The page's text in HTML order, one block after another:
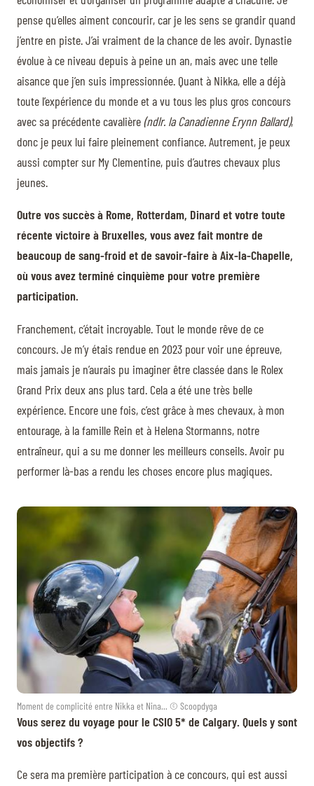
pense qu’elles aiment concourir, car je les sens se grandir quand
j’entre en piste. J’ai vraiment de la chance de les avoir. Dynastie
évolue à ce niveau depuis à peine un an, mais avec une telle
aisance que j’en suis impressionnée. Quant à Nikka, elle a déjà
toute l’expérience du monde et a vu tous les plus gros concours
avec sa précédente cavalière(ndlr. la Canadienne Erynn Ballard),
donc je peux lui faire pleinement confiance. Autrement, je peux
aussi compter sur My Clementine, puis d’autres chevaux plus
jeunes.
Outre vos succès à Rome, Rotterdam, Dinard et votre toute
récente victoire à Bruxelles, vous avez fait montre de
beaucoup de sang-froid et de savoir-faire à Aix-la-Chapelle,
où vous avez terminé cinquième pour votre première
participation.
Franchement, c’était incroyable. Tout le monde rêve de ce
concours. Je m’y étais rendue en 2023 pour voir une épreuve,
mais jamais je n’aurais pu imaginer être classée dans le Rolex
Grand Prix deux ans plus tard. Cela a été une très belle
expérience. Encore une fois, c’est grâce à mes chevaux, à mon
entourage, à la famille Rein et à Helena Stormanns, notre
entraîneur, qui a su me donner les meilleurs conseils. Avoir pu
performer là-bas a rendu les choses encore plus magiques.
Moment de complicité entre Nikka et Nina... © Scoopdyga
Vous serez du voyage pour le CSIO 5* de Calgary. Quels y sont
vos objectifs ?
Ce sera ma première participation à ce concours, qui est aussi